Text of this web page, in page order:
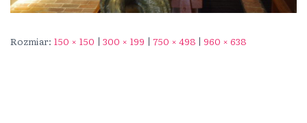
Rozmiar: 150 × 150 | 300 × 199 | 750 × 498 | 960 × 638